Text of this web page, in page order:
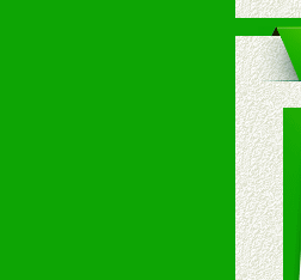
3、
4、
5、
八、
1、
2、
九、
1、